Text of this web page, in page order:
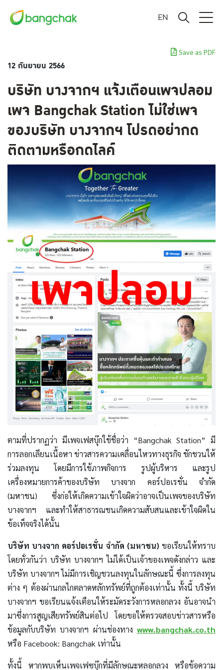
EN
Save as PDF
12 กันยายน 2566
บริษัท บางจากฯ แจ้งเตือนเพจปลอม
เพจ Bangchak Station ไม่ใช่เพจ
ของบริษัท บางจากฯ โปรดอย่ากด
ติดตามหรือกดไลค์
ตามที่ปรากฏว่า มีเพจเฟสบุ๊กใช้ชื่อว่า “Bangchak Station” มี
การลอกเลียนเนื้อหา ข่าวสารความเคลื่อนไหวทางธุรกิจ ชักชวนให้
ร่วมลงทุน โดยมีการใช้ภาพกิจการ รูปผู้บริหาร และรูป
เครื่องหมายการค้าของบริษัท บางจาก คอร์ปอเรชั่น จำกัด
(มหาชน) ซึ่งก่อให้เกิดความเข้าใจผิดว่าอาจเป็นเพจของบริษัท
บางจากฯ และทำให้สาธารณชนเกิดความสับสนและเข้าใจผิดใน
ข้อเท็จจริงได้นั้น
บริษัท บางจาก คอร์ปอเรชั่น จำกัด (มหาชน) ขอเรียนให้ทราบ
โดยทั่วกันว่า บริษัท บางจากฯ ไม่ได้เป็นเจ้าของเพจดังกล่าว และ
บริษัท บางจากฯ ไม่มีการเชิญชวนลงทุนในลักษณะนี้ ซึ่งการลงทุน
ต่าง ๆ ต้องผ่านกลไกตลาดหลักทรัพย์ที่ถูกต้องเท่านั้น ทั้งนี้ บริษัท
บางจากฯ ขอเรียนแจ้งเตือนให้ระมัดระวังการหลอกลวง อันอาจนำ
มาซึ่งการสูญเสียทรัพย์สินต่อไป โดยขอให้ตรวจสอบข่าวสารหรือ
ข้อมูลกับบริษัท บางจากฯ ผ่านช่องทาง www.bangchak.co.th
หรือ Facebook: Bangchak เท่านั้น
ทั้งนี้ หากพบเห็นเพจเฟซบุ๊กที่มีลักษณะหลอกลวง หรือข้อความ